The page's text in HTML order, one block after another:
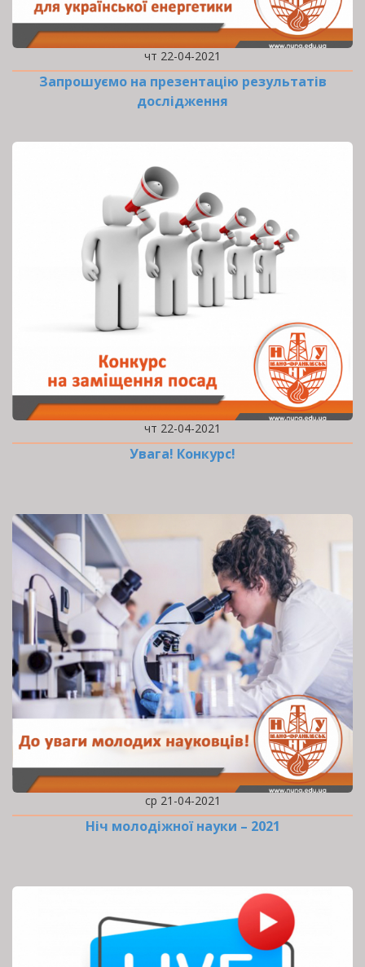
чт 22-04-2021
Запрошуємо на презентацію результатів
дослідження
чт 22-04-2021
Увага! Конкурс!
ср 21-04-2021
Ніч молодіжної науки – 2021